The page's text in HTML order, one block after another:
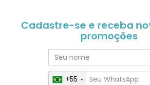
Cadastre-se e receba
promoções
+55